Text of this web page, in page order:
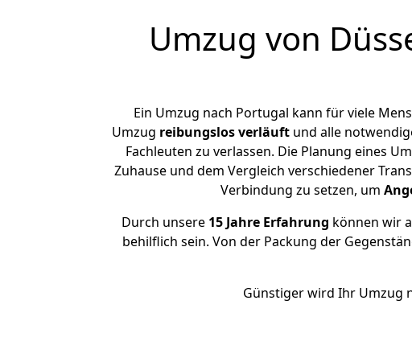
Umzug von
Ein Umzug nach Portugal kann für viele
Umzug reibungslos verläuftund alle
Fachleuten zu verlassen. Die Planung eines
Zuhause und dem Vergleich verschiedener
Verbindung zu setzen, um
Durch unsere 15 Jahre Erfahrung können wir
behilflich sein. Von der Packung der
Günstiger wird Ihr Umzug